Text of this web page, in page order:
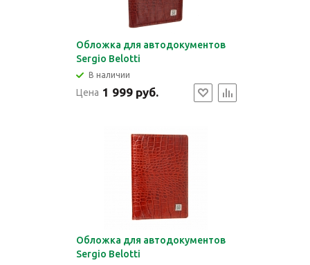
Обложка для автодокументов
Sergio Belotti
В наличии
Цена 1 999 руб.
Обложка для автодокументов
Sergio Belotti